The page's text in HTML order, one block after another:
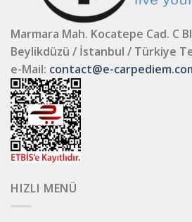
Marmara Mah. Kocatepe Cad. C
Beylikdüzü / İstanbul / Türkiye
e-Mail: contact@e-
HIZLI MENÜ